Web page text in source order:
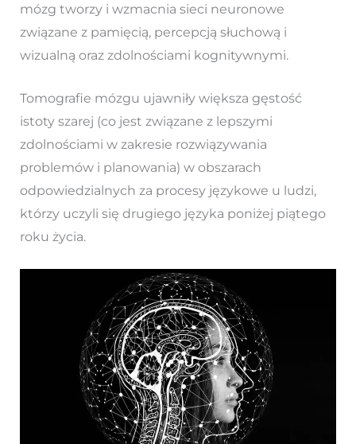
mózg tworzy i wzmacnia sieci neuronowe
związane z pamięcią, percepcją słuchową i
wizualną oraz zdolnościami kognitywnymi.
Tomografie mózgu ujawniły większa gęstość
istoty szarej (co jest związane z lepszymi
zdolnościami w zakresie rozwiązywania
problemów i planowania) w obszarach
odpowiedzialnych za procesy językowe u ludzi,
którzy uczyli się drugiego języka poniżej piątego
roku życia.